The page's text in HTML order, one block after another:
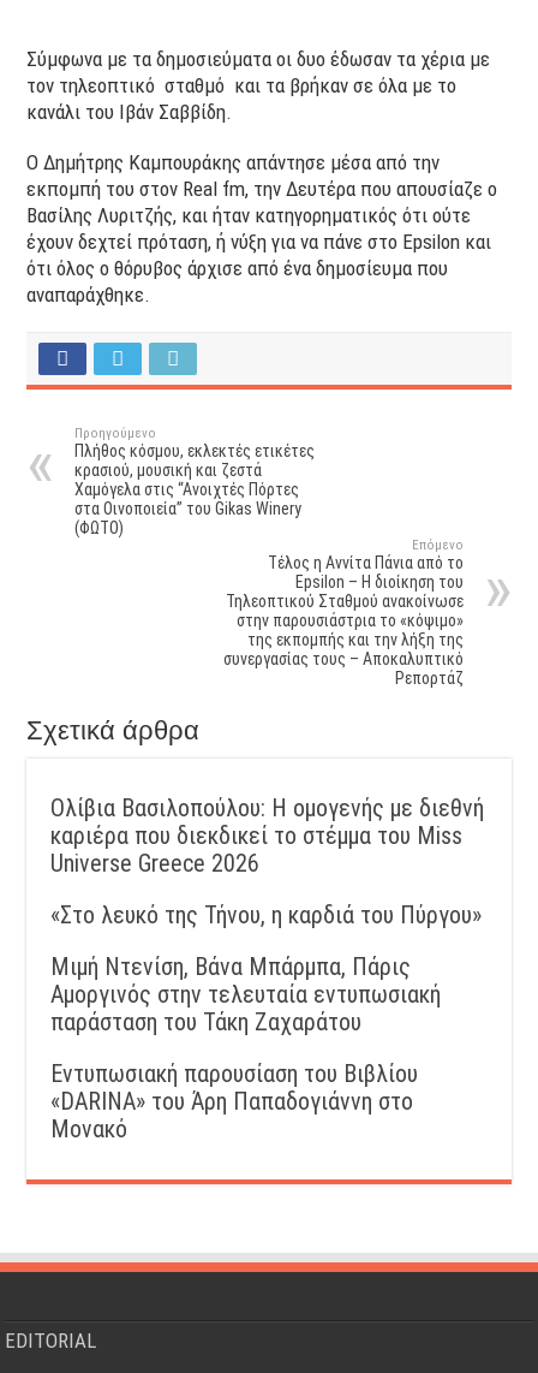
Σύμφωνα με τα δημοσιεύματα οι δυο έδωσαν τα χέρια με
τον τηλεοπτικό σταθμό και τα βρήκαν σε όλα με το
κανάλι του Ιβάν Σαββίδη.
Ο Δημήτρης Καμπουράκης απάντησε μέσα από την
εκπομπή του στον Real fm, την Δευτέρα που απουσίαζε ο
Βασίλης Λυριτζής, και ήταν κατηγορηματικός ότι ούτε
έχουν δεχτεί πρόταση, ή νύξη για να πάνε στο Epsilon και
ότι όλος ο θόρυβος άρχισε από ένα δημοσίευμα που
αναπαράχθηκε.
Προηγούμενο
Πλήθος κόσμου, εκλεκτές ετικέτες
κρασιού, μουσική και ζεστά
Χαμόγελα στις “Ανοιχτές Πόρτες
στα Οινοποιεία” του Gikas Winery
(ΦΩΤΟ)
Επόμενο
Τέλος η Αννίτα Πάνια από το
Epsilon – Η διοίκηση του
Τηλεοπτικού Σταθμού ανακοίνωσε
στην παρουσιάστρια το «κόψιμο»
της εκπομπής και την λήξη της
συνεργασίας τους – Αποκαλυπτικό
Ρεπορτάζ
Σχετικά άρθρα
Ολίβια Βασιλοπούλου: Η ομογενής με διεθνή
καριέρα που διεκδικεί το στέμμα του Miss
Universe Greece 2026
«Στο λευκό της Τήνου, η καρδιά του Πύργου»
Μιμή Ντενίση, Βάνα Μπάρμπα, Πάρις
Αμοργινός στην τελευταία εντυπωσιακή
παράσταση του Τάκη Ζαχαράτου
Εντυπωσιακή παρουσίαση του Βιβλίου
«DARINA» του Άρη Παπαδογιάννη στο
Μονακό
EDITORIAL